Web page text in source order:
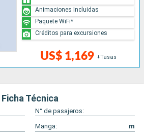
US$ 1,169 +Tasas
Animaciones Incluidas
Paquete WiFi*
Créditos para excursiones
Ficha Técnica
N° de pasajeros:
Manga:
m